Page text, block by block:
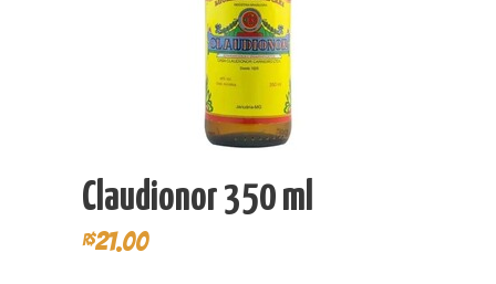
Claudionor 350 ml
R$21.00